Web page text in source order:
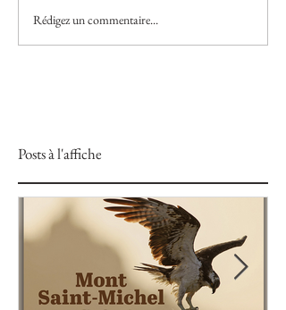
Rédigez un commentaire...
Posts à l'affiche